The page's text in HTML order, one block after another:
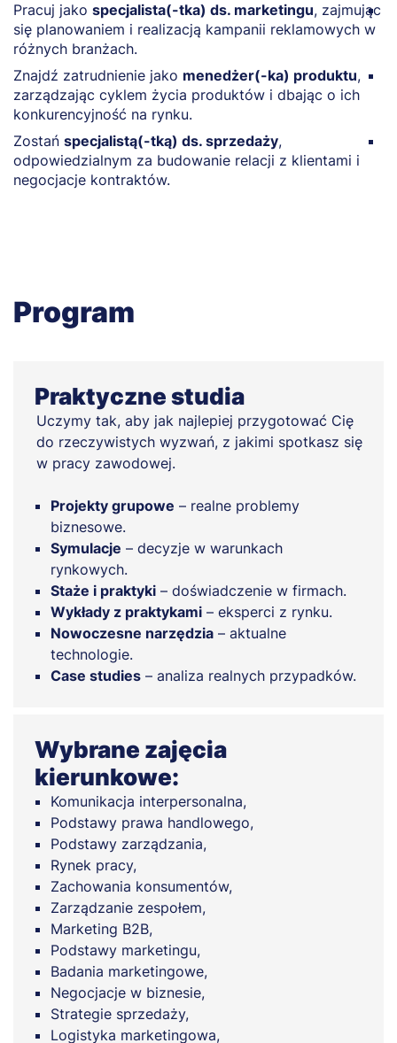
Pracuj jako specjalista(-tka) ds. marketingu, zajmując
się planowaniem i realizacją kampanii reklamowych w
różnych branżach.
Znajdź zatrudnienie jako menedżer(-ka) produktu,
zarządzając cyklem życia produktów i dbając o ich
konkurencyjność na rynku.
Zostań specjalistą(-tką) ds. sprzedaży,
odpowiedzialnym za budowanie relacji z klientami i
negocjacje kontraktów.
Program
Praktyczne studia
Uczymy tak, aby jak najlepiej przygotować Cię
do rzeczywistych wyzwań, z jakimi spotkasz się
w pracy zawodowej.
Projekty grupowe – realne problemy
biznesowe.
Symulacje – decyzje w warunkach
rynkowych.
Staże i praktyki – doświadczenie w firmach.
Wykłady z praktykami – eksperci z rynku.
Nowoczesne narzędzia – aktualne
technologie.
Case studies – analiza realnych przypadków.
Wybrane zajęcia
kierunkowe:
Komunikacja interpersonalna,
Podstawy prawa handlowego,
Podstawy zarządzania,
Rynek pracy,
Zachowania konsumentów,
Zarządzanie zespołem,
Marketing B2B,
Podstawy marketingu,
Badania marketingowe,
Negocjacje w biznesie,
Strategie sprzedaży,
Logistyka marketingowa,